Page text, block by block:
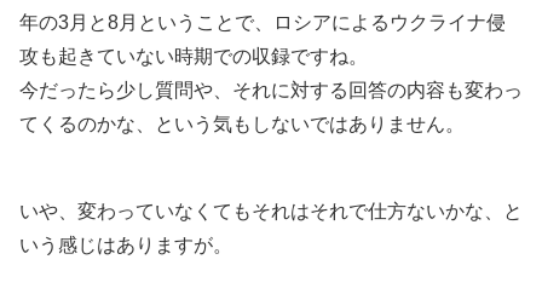
年の3月と8月ということで、ロシアによるウクライナ侵
攻も起きていない時期での収録ですね。
今だったら少し質問や、それに対する回答の内容も変わっ
てくるのかな、という気もしないではありません。
いや、変わっていなくてもそれはそれで仕方ないかな、と
いう感じはありますが。